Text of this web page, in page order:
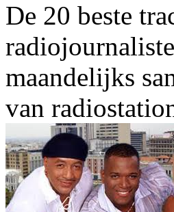
De 20 beste
maandelijks
van